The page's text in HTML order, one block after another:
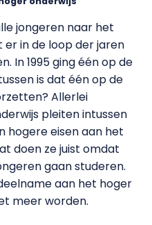
jongeren naar het
er in de loop der jaren
In 1995 ging één op de
is dat één op de
Allerlei
pleiten intussen
hogere eisen aan het
doen ze juist omdat
gaan studeren.
aan het hoger
meer worden.